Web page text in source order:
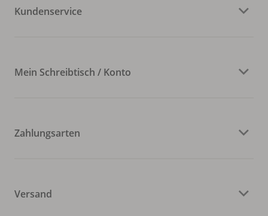
Kundenservice
Mein Schreibtisch / Konto
Zahlungsarten
Versand